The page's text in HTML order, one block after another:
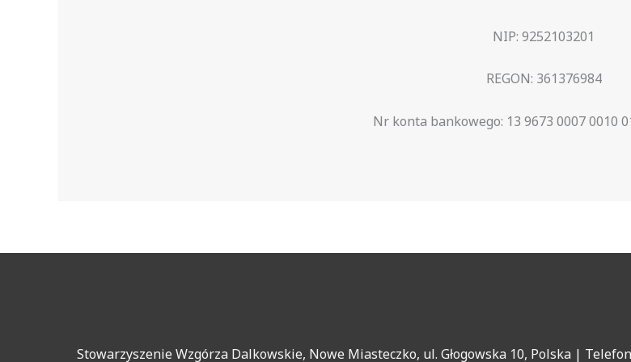
NIP: 9252103201
REGON: 361376984
Nr konta bankowego: 13 9673 0007 0010
Stowarzyszenie Wzgórza Dalkowskie, Nowe Miasteczko, ul. Głogowska 10, Polska |